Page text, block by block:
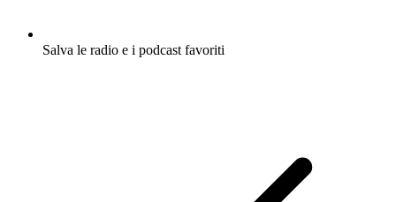
Salva le radio e i podcast favoriti